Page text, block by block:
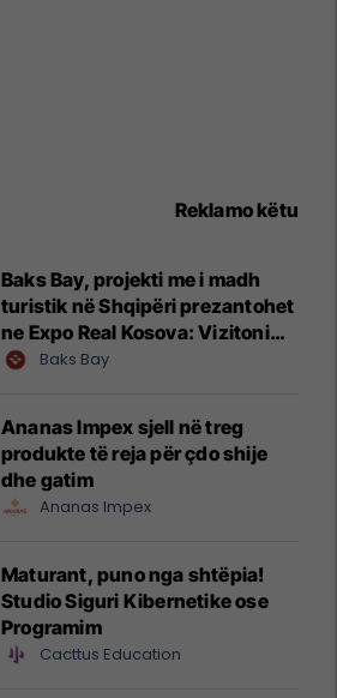
Reklamo këtu
Baks Bay, projekti me i madh
turistik në Shqipëri prezantohet
ne Expo Real Kosova: Vizitoni
shtandin dhe zbuloni
Baks Bay
Ananas Impex sjell në treg
produkte të reja për çdo shije
dhe gatim
Ananas Impex
Maturant, puno nga shtëpia!
Studio Siguri Kibernetike ose
Programim
Cacttus Education